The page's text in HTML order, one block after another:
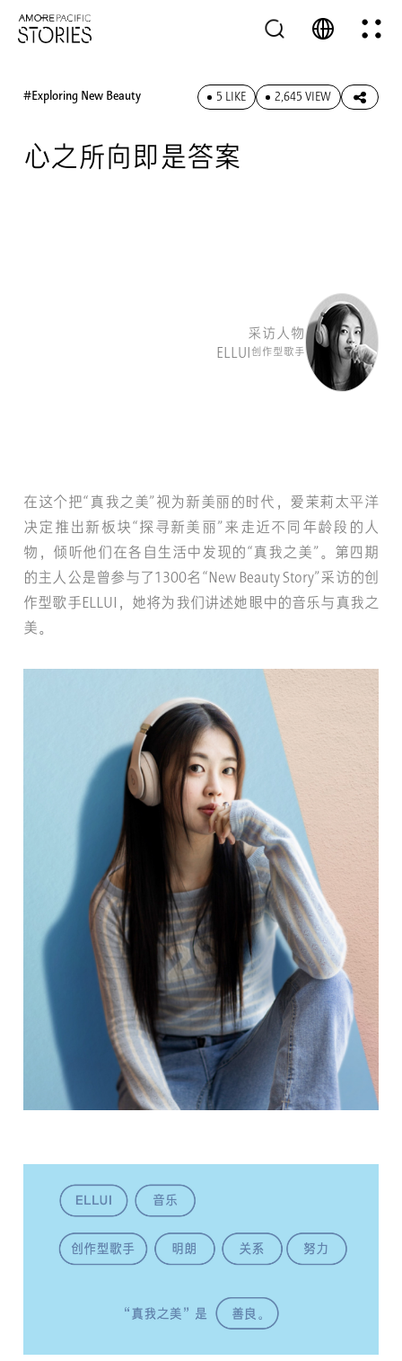
#Exploring New Beauty 5 LIKE 2,645 VIEW
心之所向即是答案
采访人物
ELLUI 创作型歌手
在这个把“真我之美”视为新美丽的时代，爱茉莉太平洋
决定推出新板块“探寻新美丽”来走近不同年龄段的人
物，倾听他们在各自生活中发现的“真我之美”。第四期
的主人公是曾参与了1300名“New Beauty Story”采访的创
作型歌手ELLUI，她将为我们讲述她眼中的音乐与真我之
美。